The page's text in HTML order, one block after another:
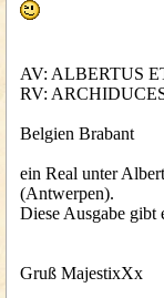
AV: ALBERTUS
RV:
Belgien Brabant
ein Real unter
(Antwerpen).
Diese Ausgabe gibt
Gruß MajestixXx